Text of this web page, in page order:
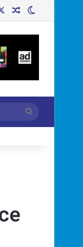
Random Article
for